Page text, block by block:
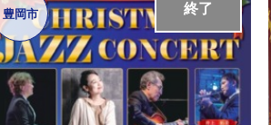
終了
豊岡市